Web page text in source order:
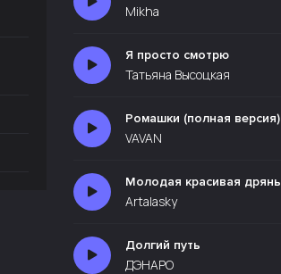
Mikha
Я просто смотрю
Татьяна Высоцкая
Ромашки (полная версия)
VAVAN
Молодая красивая дрянь
Artalasky
Долгий путь
ДЭНАРО